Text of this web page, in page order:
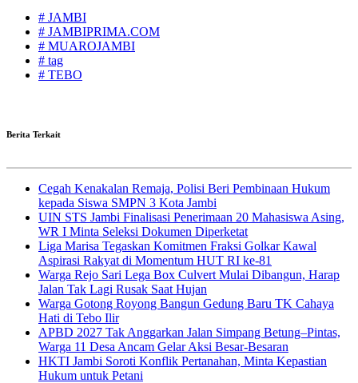
# JAMBI
# JAMBIPRIMA.COM
# MUAROJAMBI
# tag
# TEBO
Berita Terkait
Cegah Kenakalan Remaja, Polisi Beri Pembinaan Hukum
kepada Siswa SMPN 3 Kota Jambi
UIN STS Jambi Finalisasi Penerimaan 20 Mahasiswa Asing,
WR I Minta Seleksi Dokumen Diperketat
Liga Marisa Tegaskan Komitmen Fraksi Golkar Kawal
Aspirasi Rakyat di Momentum HUT RI ke-81
Warga Rejo Sari Lega Box Culvert Mulai Dibangun, Harap
Jalan Tak Lagi Rusak Saat Hujan
Warga Gotong Royong Bangun Gedung Baru TK Cahaya
Hati di Tebo Ilir
APBD 2027 Tak Anggarkan Jalan Simpang Betung–Pintas,
Warga 11 Desa Ancam Gelar Aksi Besar-Besaran
HKTI Jambi Soroti Konflik Pertanahan, Minta Kepastian
Hukum untuk Petani